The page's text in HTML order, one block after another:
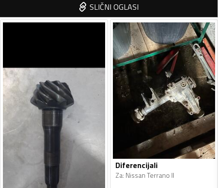
SLIČNI OGLASI
Diferencijali
Za: Nissan Terrano II